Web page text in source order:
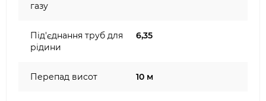
газу
Під'єднання труб для
рідини
6,35
Перепад висот 10 м